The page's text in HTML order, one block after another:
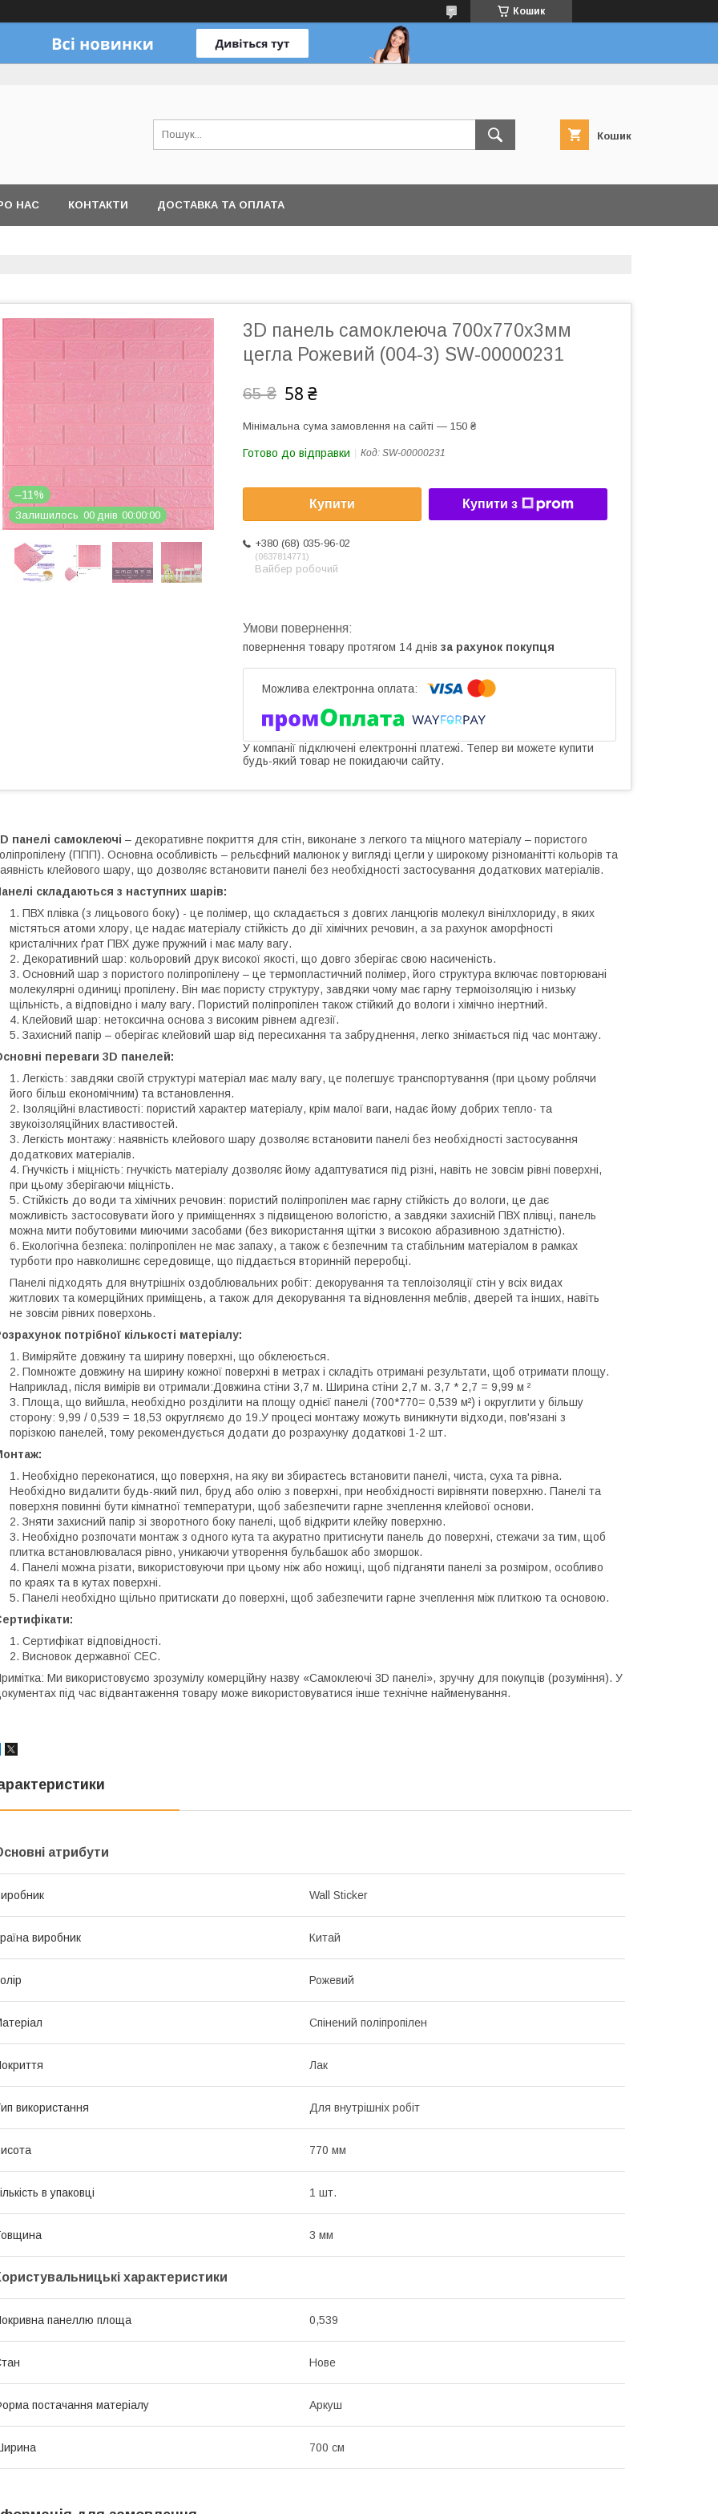
Кошик
Кошик
НАС КОНТАКТИ ДОСТАВКА ТА ОПЛАТА
–11%
Залишилось 00 днів 00 00 00
3D панель самоклеюча 700х770х3мм
цегла Рожевий (004-3) SW-00000231
65 ₴ 58 ₴
Мінімальна сума замовлення на сайті — 150 ₴
Готово до відправки Код: SW-00000231
Купити Купити з
+380 (68) 035-96-02
0637814771
Вайбер робочий
повернення товару протягом 14 днів за рахунок покупця
У компанії підключені електронні платежі. Тепер ви можете купити
будь-який товар не покидаючи сайту.
панелі самоклеючі – декоративне покриття для стін, виконане з легкого та міцного матеріалу – пористого
(ППП). Основна особливість – рельєфний малюнок у вигляді цегли у широкому різноманітті кольорів та
клейового шару, що дозволяє встановити панелі без необхідності застосування додаткових матеріалів.
складаються з наступних шарів:
ПВХ плівка (з лицьового боку) - це полімер, що складається з довгих ланцюгів молекул вінілхлориду, в яких
містяться атоми хлору, це надає матеріалу стійкість до дії хімічних речовин, а за рахунок аморфності
кристалічних ґрат ПВХ дуже пружний і має малу вагу.
Декоративний шар: кольоровий друк високої якості, що довго зберігає свою насиченість.
Основний шар з пористого поліпропілену – це термопластичний полімер, його структура включає повторювані
молекулярні одиниці пропілену. Він має пористу структуру, завдяки чому має гарну термоізоляцію і низьку
щільність, а відповідно і малу вагу. Пористий поліпропілен також стійкий до вологи і хімічно інертний.
Клейовий шар: нетоксична основа з високим рівнем адгезії.
Захисний папір – оберігає клейовий шар від пересихання та забруднення, легко знімається під час монтажу.
переваги 3D панелей:
Легкість: завдяки своїй структурі матеріал має малу вагу, це полегшує транспортування (при цьому роблячи
його більш економічним) та встановлення.
Ізоляційні властивості: пористий характер матеріалу, крім малої ваги, надає йому добрих тепло- та
звукоізоляційних властивостей.
Легкість монтажу: наявність клейового шару дозволяє встановити панелі без необхідності застосування
додаткових матеріалів.
Гнучкість і міцність: гнучкість матеріалу дозволяє йому адаптуватися під різні, навіть не зовсім рівні поверхні,
при цьому зберігаючи міцність.
Стійкість до води та хімічних речовин: пористий поліпропілен має гарну стійкість до вологи, це дає
можливість застосовувати його у приміщеннях з підвищеною вологістю, а завдяки захисній ПВХ плівці, панель
можна мити побутовими миючими засобами (без використання щітки з високою абразивною здатністю).
Екологічна безпека: поліпропілен не має запаху, а також є безпечним та стабільним матеріалом в рамках
турботи про навколишнє середовище, що піддається вторинній переробці.
Панелі підходять для внутрішніх оздоблювальних робіт: декорування та теплоізоляції стін у всіх видах
житлових та комерційних приміщень, а також для декорування та відновлення меблів, дверей та інших, навіть
не зовсім рівних поверхонь.
потрібної кількості матеріалу:
Виміряйте довжину та ширину поверхні, що обклеюється.
Помножте довжину на ширину кожної поверхні в метрах і складіть отримані результати, щоб отримати площу.
Наприклад, після вимірів ви отримали:Довжина стіни 3,7 м. Ширина стіни 2,7 м. 3,7 * 2,7 = 9,99 м ²
Площа, що вийшла, необхідно розділити на площу однієї панелі (700*770= 0,539 м²) і округлити у більшу
сторону: 9,99 / 0,539 = 18,53 округляємо до 19.У процесі монтажу можуть виникнути відходи, пов'язані з
порізкою панелей, тому рекомендується додати до розрахунку додаткові 1-2 шт.
Необхідно переконатися, що поверхня, на яку ви збираєтесь встановити панелі, чиста, суха та рівна.
Необхідно видалити будь-який пил, бруд або олію з поверхні, при необхідності вирівняти поверхню. Панелі та
поверхня повинні бути кімнатної температури, щоб забезпечити гарне зчеплення клейової основи.
Зняти захисний папір зі зворотного боку панелі, щоб відкрити клейку поверхню.
Необхідно розпочати монтаж з одного кута та акуратно притиснути панель до поверхні, стежачи за тим, щоб
плитка встановлювалася рівно, уникаючи утворення бульбашок або зморшок.
Панелі можна різати, використовуючи при цьому ніж або ножиці, щоб підганяти панелі за розміром, особливо
по краях та в кутах поверхні.
Панелі необхідно щільно притискати до поверхні, щоб забезпечити гарне зчеплення між плиткою та основою.
Сертифікат відповідності.
Висновок державної СЕС.
Ми використовуємо зрозумілу комерційну назву «Самоклеючі 3D панелі», зручну для покупців (розуміння). У
під час відвантаження товару може використовуватися інше технічне найменування.
атрибути
Wall Sticker
виробник Китай
Рожевий
Спінений поліпропілен
Лак
використання Для внутрішніх робіт
770 мм
в упаковці 1 шт.
3 мм
характеристики
панеллю площа 0,539
Нове
постачання матеріалу Аркуш
700 см